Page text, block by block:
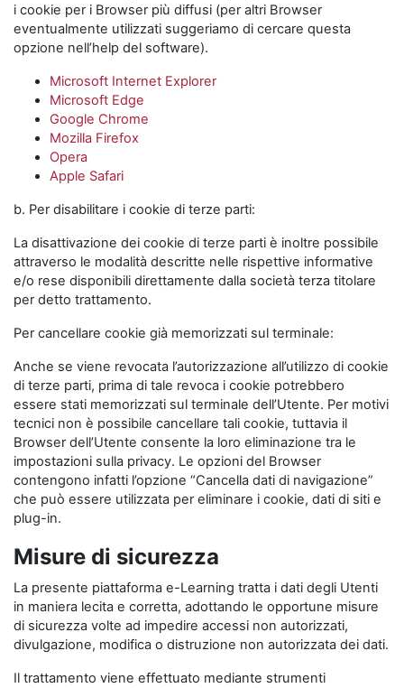
i cookie per i Browser più diffusi (per altri Browser
eventualmente utilizzati suggeriamo di cercare questa
opzione nell’help del software).
Microsoft Internet Explorer
Microsoft Edge
Google Chrome
Mozilla Firefox
Opera
Apple Safari
b. Per disabilitare i cookie di terze parti:
La disattivazione dei cookie di terze parti è inoltre possibile
attraverso le modalità descritte nelle rispettive informative
e/o rese disponibili direttamente dalla società terza titolare
per detto trattamento.
Per cancellare cookie già memorizzati sul terminale:
Anche se viene revocata l’autorizzazione all’utilizzo di cookie
di terze parti, prima di tale revoca i cookie potrebbero
essere stati memorizzati sul terminale dell’Utente. Per motivi
tecnici non è possibile cancellare tali cookie, tuttavia il
Browser dell’Utente consente la loro eliminazione tra le
impostazioni sulla privacy. Le opzioni del Browser
contengono infatti l’opzione “Cancella dati di navigazione”
che può essere utilizzata per eliminare i cookie, dati di siti e
plug-in.
Misure di sicurezza
La presente piattaforma e-Learning tratta i dati degli Utenti
in maniera lecita e corretta, adottando le opportune misure
di sicurezza volte ad impedire accessi non autorizzati,
divulgazione, modifica o distruzione non autorizzata dei dati.
Il trattamento viene effettuato mediante strumenti